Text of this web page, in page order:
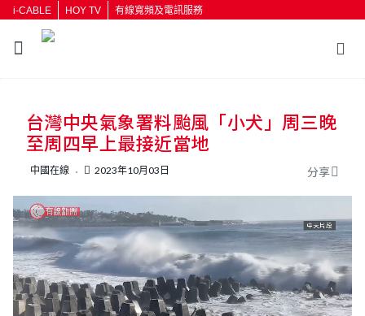
i-CABLE HOY TV 有線寬頻及電訊服務
按輸入鍵開始搜尋
台灣中央氣象署料颱風「小犬」周三晚
至周四早上最接近當地
中國在線 2023年10月03日 分享